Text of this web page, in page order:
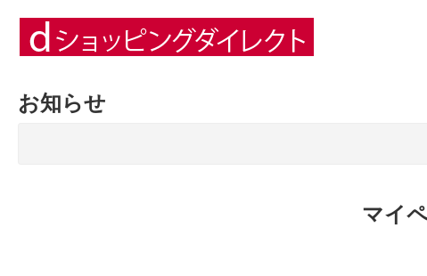
お知らせ
マイ